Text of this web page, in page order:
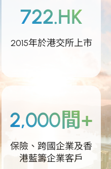
722.HK
2015年於港交所上市
2,000間+
保險、跨國企業及香
港藍籌企業客戶